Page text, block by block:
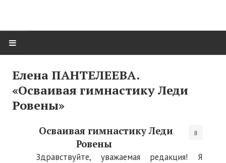
Нас поздравляют...
Там, где мы бывали...
О нас пишут
О журнале
Елена ПАНТЕЛЕЕВА.
«Осваивая гимнастику Леди
Ровены»
Осваивая гимнастику Леди
Ровены
Здравствуйте, уважаемая редакция! Я